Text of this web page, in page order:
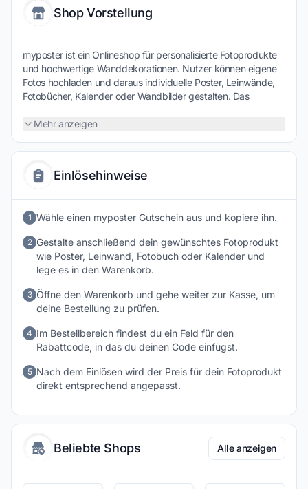
Shop Vorstellung
myposter ist ein Onlineshop für personalisierte Fotoprodukte
und hochwertige Wanddekorationen. Nutzer können eigene
Fotos hochladen und daraus individuelle Poster, Leinwände,
Fotobücher, Kalender oder Wandbilder gestalten. Das
sodass sich Erinnerungen, Lieblingsmomente oder kreative
bequem online mit zahlreichen Layout- und Designoptionen.
weitere Dekoideen für Wohnräume. Wer persönliche Bilder in
und kreative Geschenkideen.
Mehr anzeigen
Einlösehinweise
1 Wähle einen myposter Gutschein aus und kopiere ihn.
2 Gestalte anschließend dein gewünschtes Fotoprodukt
wie Poster, Leinwand, Fotobuch oder Kalender und
lege es in den Warenkorb.
3 Öffne den Warenkorb und gehe weiter zur Kasse, um
deine Bestellung zu prüfen.
4 Im Bestellbereich findest du ein Feld für den
Rabattcode, in das du deinen Code einfügst.
5 Nach dem Einlösen wird der Preis für dein Fotoprodukt
direkt entsprechend angepasst.
Beliebte Shops Alle anzeigen